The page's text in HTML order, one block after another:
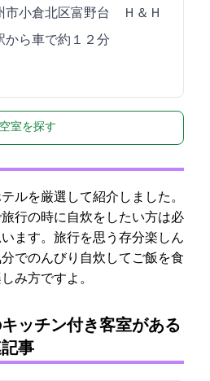
市小倉北区富野台5-6 Ｈ＆Ｈ
から車で約１２分
空室を探す
ルを厳選して紹介しました。
行の時に自炊をしたい方は必
ます。旅行を思う存分楽しん
でのんびり自炊してご飯を食
み方ですよ。
ッチン付き客室がある
事